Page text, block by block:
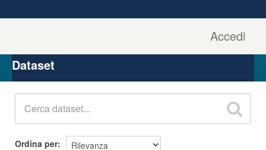
Accedi
Organizzazioni
Gruppi
Dataset
Ordina per